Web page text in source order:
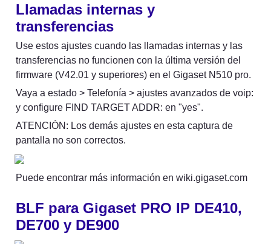
Llamadas internas y
transferencias
Use estos ajustes cuando las llamadas internas y las
transferencias no funcionen con la última versión del
firmware (V42.01 y superiores) en el Gigaset N510 pro.
Vaya a estado > Telefonía > ajustes avanzados de voip:
y configure FIND TARGET ADDR: en "yes".
ATENCIÓN: Los demás ajustes en esta captura de
pantalla no son correctos.
Puede encontrar más información en wiki.gigaset.com
BLF para Gigaset PRO IP DE410,
DE700 y DE900